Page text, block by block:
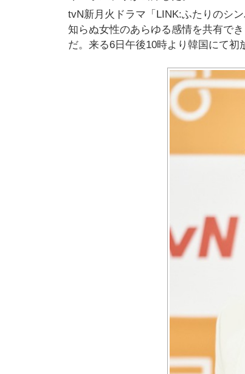
tvN新月火ドラマ「LINK:ふたりのシ
知らぬ女性のあらゆる感情を共有で
だ。来る6日午後10時より韓国にて初